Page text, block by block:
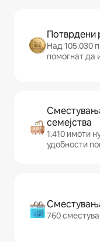
Потврдени
Над 105.030
помогнат да
семејства
1.410 имоти
удобности
760